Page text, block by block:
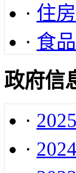
· 住
· 食
政府信
·
·